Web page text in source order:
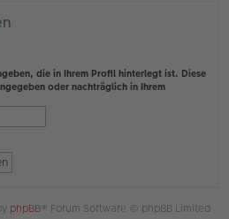
die in Ihrem Profil hinterlegt ist. Diese
oder nachträglich in Ihrem
phpBB® Forum Software © phpBB Limited